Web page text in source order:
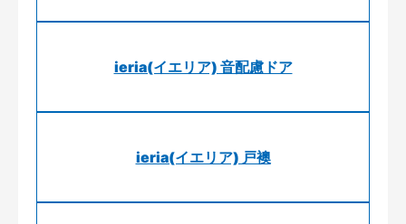
ieria(イエリア) 音配慮ドア
ieria(イエリア) 戸襖